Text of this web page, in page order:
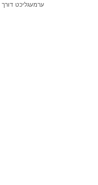
ערמעגליכט דורך